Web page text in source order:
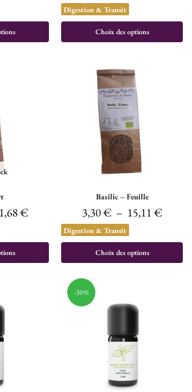
Digestion & Transit
Choix des options
€
Basilic – Feuille
3,30€ – 15,11€
Digestion & Transit
Choix des options
-30%